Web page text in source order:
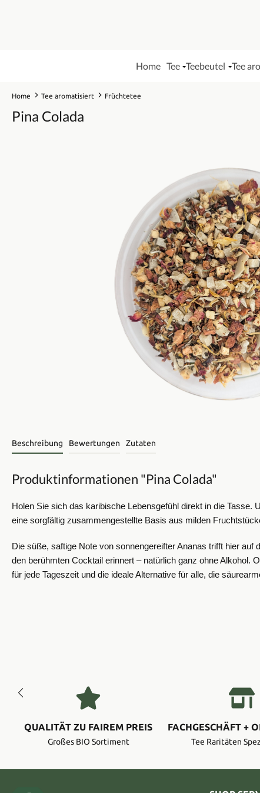
Home Tee Teebeutel Tee
Home Tee aromatisiert Früchtetee
Pina Colada
Beschreibung Bewertungen Zutaten
Produktinformationen "Pina Colada"
Holen Sie sich das karibische Lebensgefühl direkt in die
eine sorgfältig zusammengestellte Basis aus milden
Die süße, saftige Note von sonnengereifter Ananas trifft hier
den berühmten Cocktail erinnert – natürlich ganz ohne Alkohol.
für jede Tageszeit und die ideale Alternative für alle, die
QUALITÄT ZU FAIREM PREIS
Großes BIO Sortiment
FACHGESCHÄFT +
Tee Raritäten